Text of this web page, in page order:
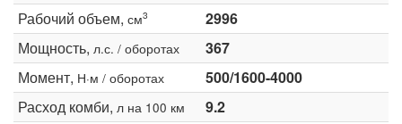
Рабочий объем, см3
2996
Мощность, л.с. / оборотах
367
Момент, Н·м / оборотах
500/1600-4000
Расход комби, л на 100 км
9.2